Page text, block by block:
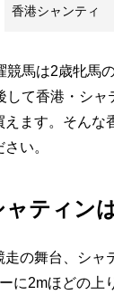
香港シャンティ
馬は2歳牝馬
して香港・シ
えます。そんな
い。
ャティン
の舞台、シャ
に2mほどの上